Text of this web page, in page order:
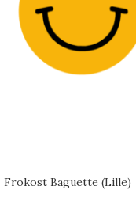
Frokost Baguette (Lille)